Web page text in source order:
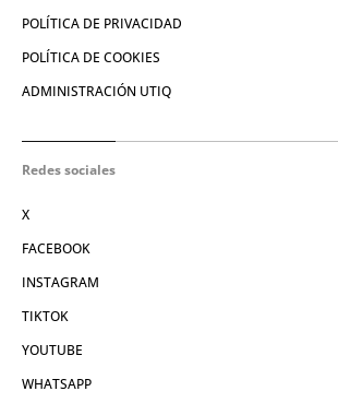
POLÍTICA DE PRIVACIDAD
POLÍTICA DE COOKIES
ADMINISTRACIÓN UTIQ
Redes sociales
X
FACEBOOK
INSTAGRAM
TIKTOK
YOUTUBE
WHATSAPP